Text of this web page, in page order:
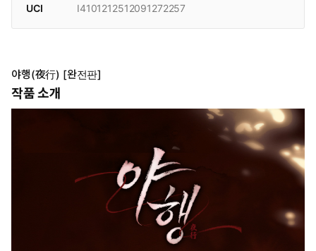
UCI
I4101212512091272257
야행(夜行) [완전판]
작품 소개